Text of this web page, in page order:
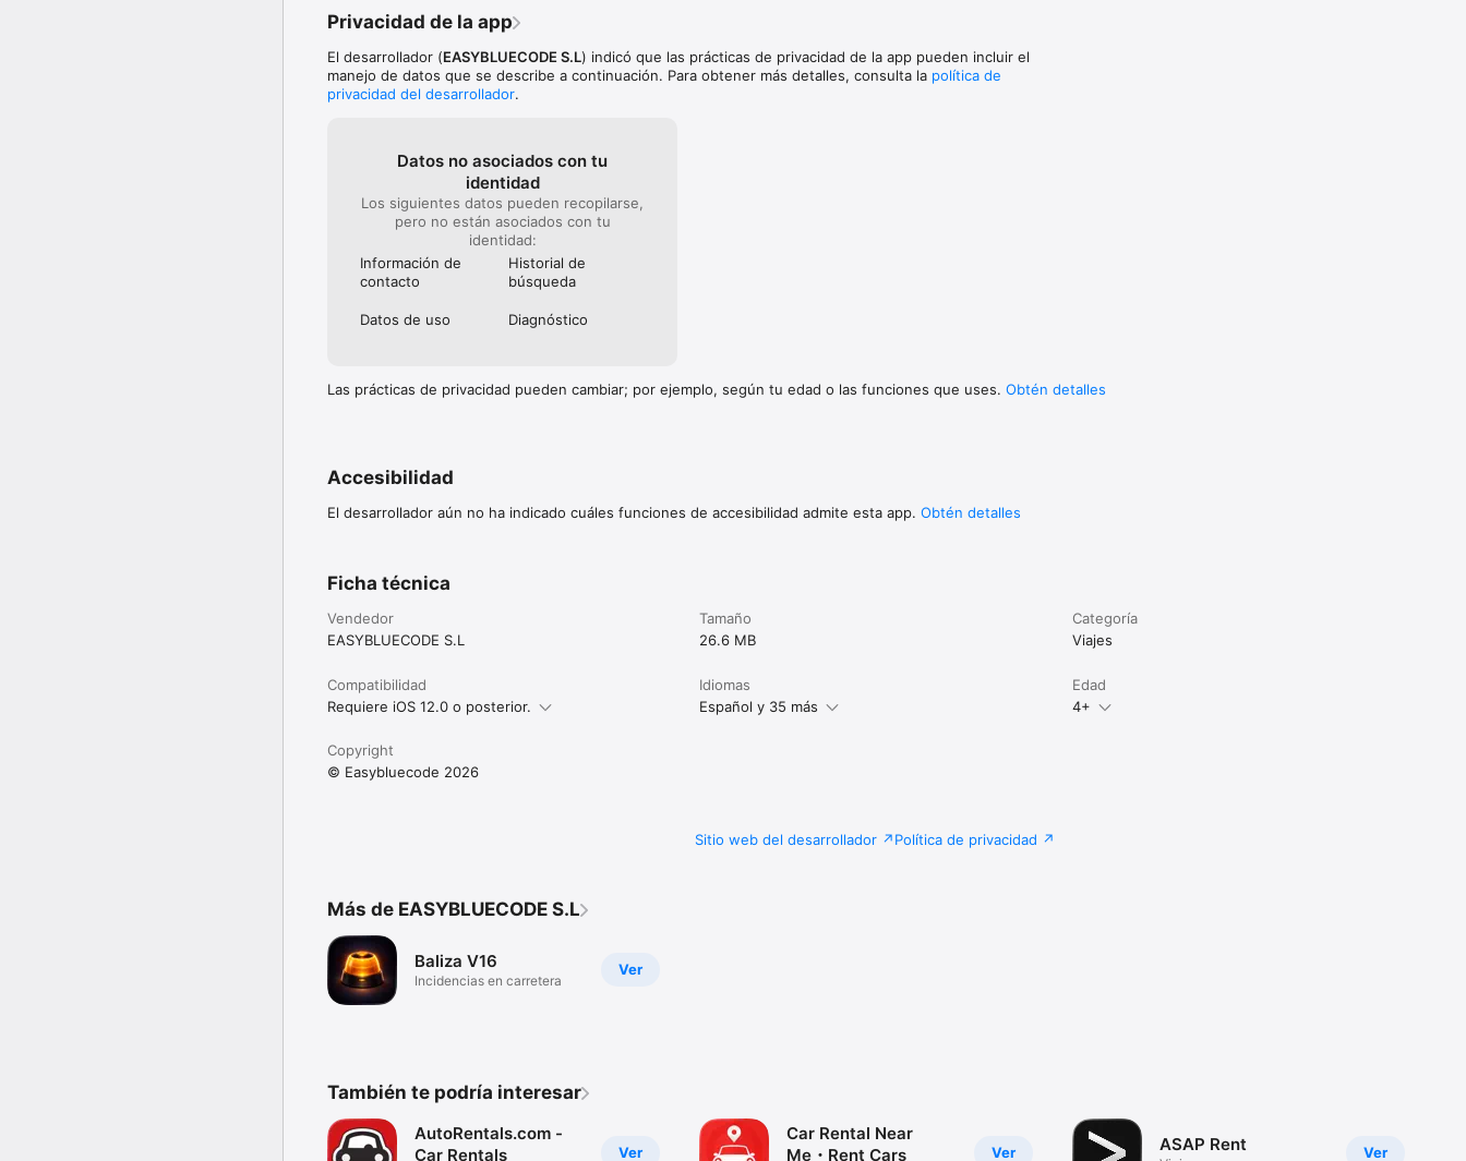
Privacidad de la app
El desarrollador (EASYBLUECODE S.L) indicó que las prácticas de privacidad de la app pueden incluir el
manejo de datos que se describe a continuación. Para obtener más detalles, consulta la política de
privacidad del desarrollador.
Datos no asociados con tu
identidad
Los siguientes datos pueden recopilarse,
pero no están asociados con tu
identidad:
Información de
contacto
Historial de
búsqueda
Datos de uso Diagnóstico
Las prácticas de privacidad pueden cambiar; por ejemplo, según tu edad o las funciones que uses. Obtén detalles
Accesibilidad
El desarrollador aún no ha indicado cuáles funciones de accesibilidad admite esta app. Obtén detalles
Ficha técnica
Vendedor
EASYBLUECODE S.L
Tamaño
26.6 MB
Categoría
Viajes
Compatibilidad
Requiere iOS 12.0 o posterior.
Idiomas
Español y 35 más
Edad
4+
Copyright
© Easybluecode 2026
Sitio web del desarrollador Política de privacidad
Más de EASYBLUECODE S.L
Ver
Baliza V16
Incidencias en carretera
También te podría interesar
Ver
AutoRentals.com -
Car Rentals
Ver
Car Rental Near
Me・Rent Cars
Ver
ASAP Rent